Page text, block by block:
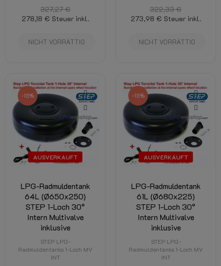
327,27 €
278,18 € Steuer inkl.
NICHT VORRÄTTIG
322,33 €
273,98 € Steuer inkl.
NICHT VORRÄTTIG
AUSVERKAUFT
-15%
LPG-Radmuldentank
64L (Ø650x250)
STEP 1-Loch 30°
Intern Multivalve
inklusive
STEP LPG-
Radmuldentanks 1-Loch MV
INT
AUSVERKAUFT
-15%
LPG-Radmuldentank
61L (Ø680x225)
STEP 1-Loch 30°
Intern Multivalve
inklusive
STEP LPG-
Radmuldentanks 1-Loch MV
INT